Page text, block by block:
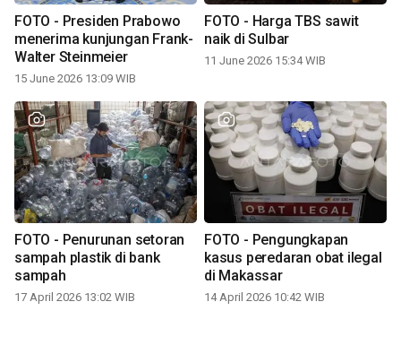
FOTO - Presiden Prabowo
menerima kunjungan Frank-
Walter Steinmeier
15 June 2026 13:09 WIB
FOTO - Harga TBS sawit
naik di Sulbar
11 June 2026 15:34 WIB
FOTO - Penurunan setoran
sampah plastik di bank
sampah
17 April 2026 13:02 WIB
FOTO - Pengungkapan
kasus peredaran obat ilegal
di Makassar
14 April 2026 10:42 WIB